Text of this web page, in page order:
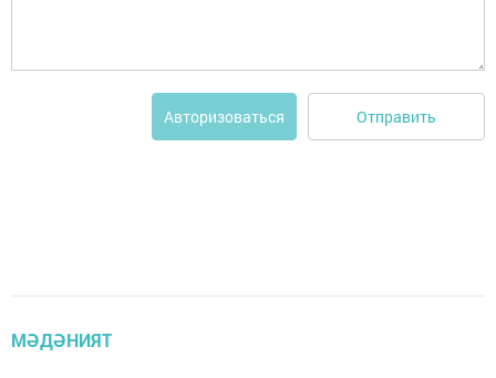
Авторизоваться Отправить
МӘДӘНИЯТ